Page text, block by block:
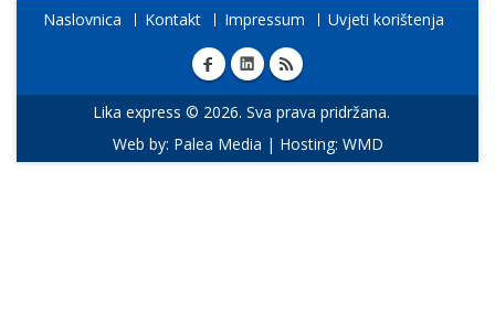
Naslovnica Kontakt Impressum Uvjeti korištenja
Lika express © 2026. Sva prava pridržana.
Web by: Palea Media | Hosting: WMD